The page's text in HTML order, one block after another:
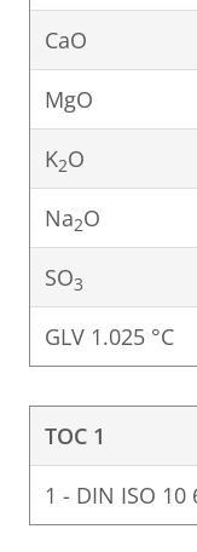
CaO
MgO
K2O
Na2O
SO3
GLV 1.025 °C
TOC 1
1 - DIN ISO 10